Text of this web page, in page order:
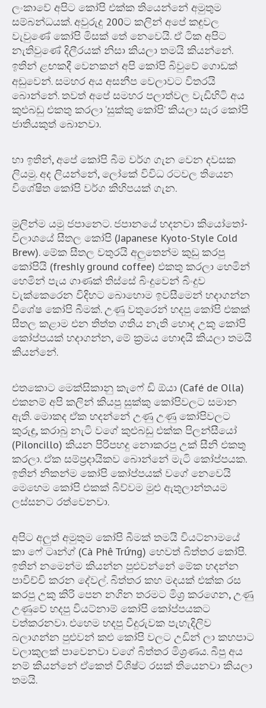
ලංකාවේ අපිට කෝපි එක්ක තියෙන්නේ අමුතුම
සම්බන්ධයක්. අවුරුදු 200ට කලින් අපේ කඳුවල
වැවුණේ කෝපි මිසක් තේ නෙවෙයි. ඒ ටික අපිට
නැතිවුණේ දිලීරයක් නිසා කියලා තමයි කියන්නේ.
ඉතින් ළඟකදී වෙනකන් අපි කෝපි බිවුවේ ගොඩක්
අඩුවෙන්. සමහර අය අසනීප වෙලාවට විතරයි
බොන්නේ. තවත් අපේ සමහර පලාත්වල වැඩිහිටි අය
කුළුබඩු එකතු කරලා ‘සුක්කු කෝපි’ කියලා සැර කෝපි
ජාතියකුත් බොනවා.
හා ඉතින්, අපේ කෝපි බීම වර්ග ගැන වෙන දවසක
ලියමු. අද ලියන්නේ, ලෝකේ විවිධ රටවල තියෙන
විශේෂිත කෝපි වර්ග කිහිපයක් ගැන.
මුලින්ම යමු ජපානෙට. ජපානයේ හදනවා කියෝතෝ-
විලාශයේ සීතල කෝපි (Japanese Kyoto-Style Cold
Brew). මේක සීතල වතුරයි අලුතෙන්ම කුඩු කරපු
කෝපියි (freshly ground coffee) එකතු කරලා හෙමින්
හෙමින් පැය ගාණක් තිස්සේ බිංදුවෙන් බිංදුව
වැක්කෙරෙන විදිහට බොහොම ඉවසීමෙන් හදාගන්න
විශේෂ කෝපි බීමක්. උණු වතුරෙන් හදපු කෝපි එකක්
සීතල කළාම එන තිත්ත ගතිය නැති හොඳ උකු කෝපි
කෝප්පයක් හදාගන්න, මේ ක්‍රමය හොඳයි කියලා තමයි
කියන්නේ.
එතකොට මෙක්සිකානු කැෆේ ඩි ඕයා (Café de Olla)
එකනම් අපි කලින් කියපු සුක්කු කෝපිවලට සමාන
ඇති. මොකද ඒක හදන්නේ උණු උණු කෝපිවලට
කුරුඳු, කරාබු නැටි වගේ කුළුබඩු එක්ක පිලන්සීයෝ
(Piloncillo) කියන පිරිපහදු නොකරපු උක් සීනි එකතු
කරලා. ඒක සම්ප්‍රදායිකව බොන්නේ මැටි කෝප්පයක.
ඉතින් නිකන්ම කෝපි කෝප්පයක් වගේ නෙවෙයි
මෙහෙම කෝපි එකක් බිව්වම මුළු ඇතුලාන්තයම
ලස්සනට රත්වෙනවා.
අපිට අලුත් අමුතුම කෝපි බීමක් තමයි වියට්නාමයේ
කා ෆේ ටෘන්ග් (Cà Phê Trứng) හෙවත් බිත්තර කෝපි.
ඉතින් නමෙන්ම කියන්න පුළුවන්නේ මේක හදන්න
පාවිච්චි කරන දේවල්. බිත්තර කහ මදයක් එක්ක රස
කරපු උකු කිරි පෙන නගින තරමට මිශ්‍ර කරගෙන, උණු
උණුවේ හදපු වියට්නාම් කෝපි කෝප්පයකට
වත්කරනවා. එහෙම හදපු වීදුරුවක පැහැදිලිව
බලාගන්න පුළුවන් කළු කෝපි වලට උඩින් ලා කහපාට
වලාකුලක් පාවෙනවා වගේ බිත්තර මිශ්‍රණය. බීපු අය
නම් කියන්නේ ඒකෙත් විශිෂ්ට රසක් තියෙනවා කියලා
තමයි.